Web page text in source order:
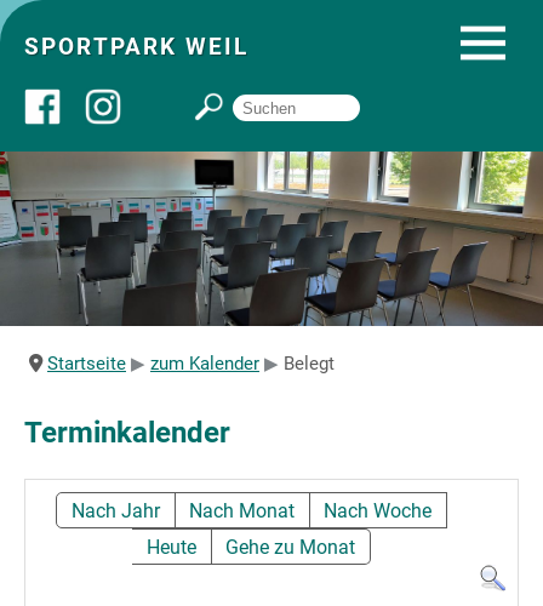
SPORTPARK WEIL
Über uns
Startseite
Angebote
Sportpark
Startseite zum Kalender Belegt
Terminkalender
Nach Jahr Nach Monat
Nach Woche
Heute
Gehe zu Monat